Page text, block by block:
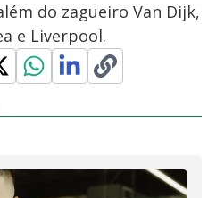
do zagueiro Van Dijk,
e Liverpool.